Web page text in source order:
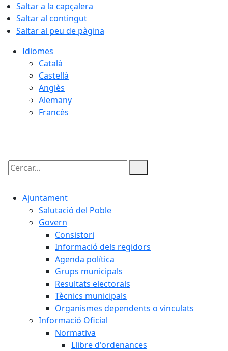
Saltar a la capçalera
Saltar al contingut
Saltar al peu de pàgina
Idiomes
Català
Castellà
Anglès
Alemany
Francès
Cercar:
Ajuntament
Salutació del Poble
Govern
Consistori
Informació dels regidors
Agenda política
Grups municipals
Resultats electorals
Tècnics municipals
Organismes dependents o vinculats
Informació Oficial
Normativa
Llibre d'ordenances